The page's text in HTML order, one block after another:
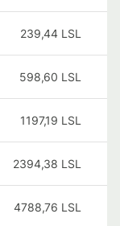
239,44 LSL
598,60 LSL
1197,19 LSL
2394,38 LSL
4788,76 LSL